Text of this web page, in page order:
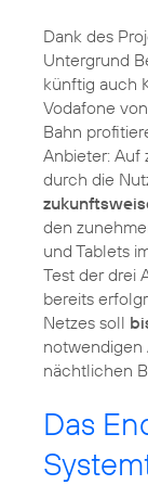
Dank des
Untergrund
künftig auch
Vodafone von
Bahn
Anbieter: Auf
durch die
den
und Tablets
Test der drei
bereits
Netzes soll
notwendigen
nächtlichen
Das